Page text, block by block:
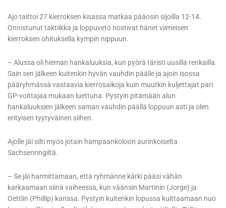
Ajo taittoi 27 kierroksen kisassa matkaa pääosin sijoilla 12-14.
Onnistunut taktiikka ja loppuveto nostivat hänet viimeisen
kierroksen ohituksella kympin nippuun.
– Alussa oli hieman hankaluuksia, kun pyörä täristi uusilla renkailla.
Sain sen jälkeen kuitenkin hyvän vauhdin päälle ja ajoin isossa
pääryhmässä vastaavia kierrosaikoja kuin muutkin kuljettajat pari
GP-voittajaa mukaan luettuna. Pystyin pitämään alun
hankaluuksien jälkeen saman vauhdin päällä loppuun asti ja olen
erityisen tyytyväinen siihen.
Ajolle jäi silti myös jotain hampaankoloon aurinkoiselta
Sachsenringiltä.
– Se jäi harmittamaan, että ryhmänne kärki pääsi vähän
karkaamaan siinä vaiheessa, kun väänsin Martinin (Jorge) ja
Oettlin (Phillip) kanssa. Pystyin kuitenkin lopussa kuittaamaan nuo